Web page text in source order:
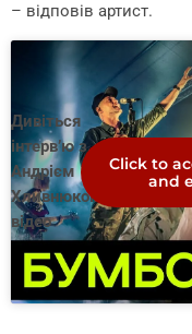
– відповів артист.
Дивіться
інтерв’ю з
Андрієм
Хливнюком:
відео
Click to
and